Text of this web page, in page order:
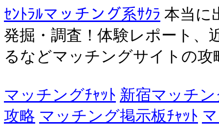
ｾﾝﾄﾗﾙマッチング系ｻｸﾗ 本当に
発掘・調査！体験レポート、
るなどマッチングサイトの攻
マッチングﾁｬｯﾄ 新宿マッチン
攻略 マッチング掲示板ﾁｬｯﾄ